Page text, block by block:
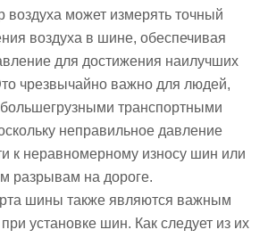
может измерять точный
воздуха в шине, обеспечивая
для достижения наилучших
чрезвычайно важно для людей,
транспортными
неправильное давление
к неравномерному износу шин или
разрывам на дороге.
шины также являются важным
установке шин. Как следует из их